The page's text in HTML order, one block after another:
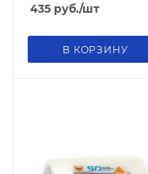
435 руб./шт
В КОРЗИНУ